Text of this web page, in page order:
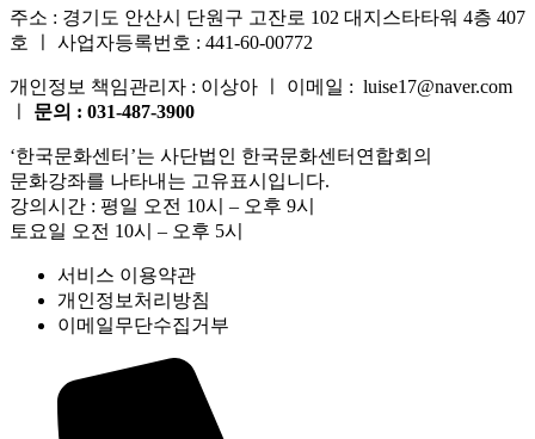
주소 : 경기도 안산시 단원구 고잔로 102 대지스타타워 4층 407
호 ㅣ 사업자등록번호 : 441-60-00772
개인정보 책임관리자 : 이상아 ㅣ 이메일 : luise17@naver.com
문의 : 031-487-3900
‘한국문화센터’는 사단법인 한국문화센터연합회의
문화강좌를 나타내는 고유표시입니다.
강의시간 : 평일 오전 10시 – 오후 9시
토요일 오전 10시 – 오후 5시
서비스 이용약관
개인정보처리방침
이메일무단수집거부